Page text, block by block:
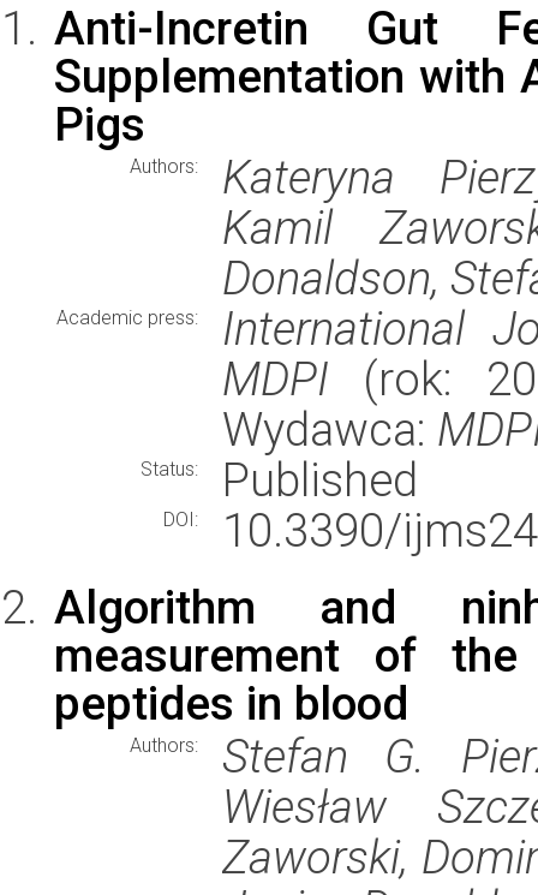
Anti-Incretin Gut
Supplementation with
Pigs
Authors:
Kateryna
Kamil
Donaldson,
Academic press:
International
MDPI (rok:
Wydawca:
Status: Published
DOI:
10.3390/
Algorithm and
measurement of
peptides in blood
Authors:
Stefan G.
Wiesław
Zaworski,